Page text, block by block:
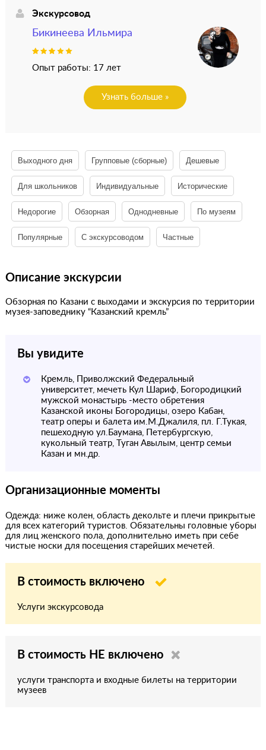
Экскурсовод
Бикинеева Ильмира
Опыт работы: 17 лет
Узнать больше »
Выходного дня Групповые (сборные) Дешевые
Для школьников Индивидуальные Исторические
Недорогие Обзорная Однодневные По музеям
Популярные С экскурсоводом Частные
Описание экскурсии
Обзорная по Казани с выходами и экскурсия по территории
музея-заповеднику “Казанский кремль”
Вы увидите
Кремль, Приволжский Федеральный
университет, мечеть Кул Шариф, Богородицкий
мужской монастырь -место обретения
Казанской иконы Богородицы, озеро Кабан,
театр оперы и балета им.М.Джалиля, пл. Г.Тукая,
пешеходную ул.Баумана, Петербургскую,
кукольный театр, Туган Авылым, центр семьи
Казан и мн.др.
Организационные моменты
Одежда: ниже колен, область декольте и плечи прикрытые
для всех категорий туристов. Обязательны головные уборы
для лиц женского пола, дополнительно иметь при себе
чистые носки для посещения старейших мечетей.
В стоимость включено
Услуги экскурсовода
В стоимость НЕ включено
услуги транспорта и входные билеты на территории
музеев